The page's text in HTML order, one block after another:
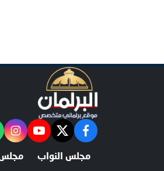
facebook
twitter
youtube
مجلس النواب مجلس